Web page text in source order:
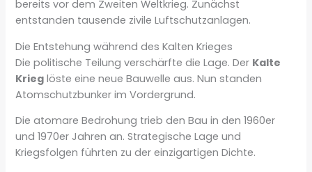
bereits vor dem Zweiten Weltkrieg. Zunächst
entstanden tausende zivile Luftschutzanlagen.
Die Entstehung während des Kalten Krieges
Die politische Teilung verschärfte die Lage. Der Kalte
Krieg löste eine neue Bauwelle aus. Nun standen
Atomschutzbunker im Vordergrund.
Die atomare Bedrohung trieb den Bau in den 1960er
und 1970er Jahren an. Strategische Lage und
Kriegsfolgen führten zu der einzigartigen Dichte.